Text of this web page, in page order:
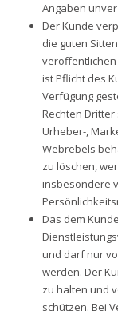
Angaben
Der Kunde
die guten
veröffentlichen
ist Pflicht des
Verfügung
Rechten
Urheber-,
Webrebels
zu löschen,
insbesondere
Das dem
und darf nur
werden. Der
zu halten und
schützen. Bei